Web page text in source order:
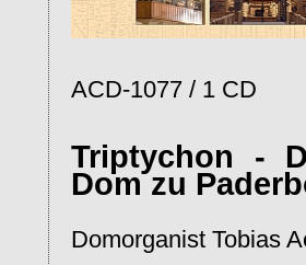
ACD-1077 / 1 CD
Triptychon -
Dom zu
Domorganist Tobias